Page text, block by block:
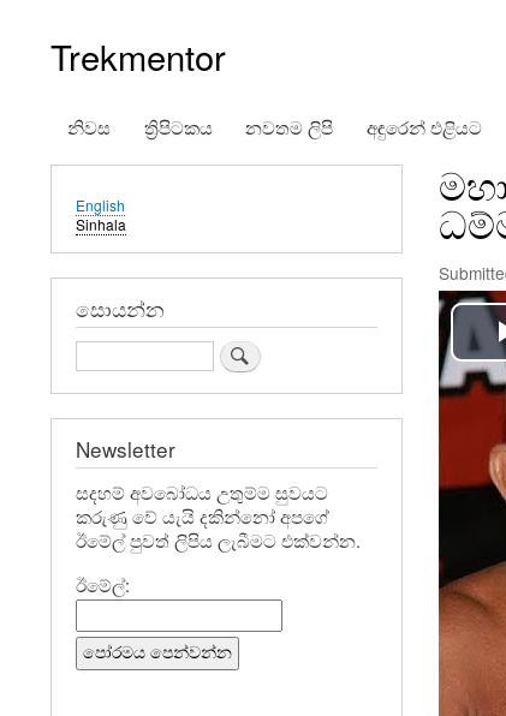
Trekmentor
නිවස ත්‍රිපිටකය නවතම ලිපි අඳුරෙන් එළියට
English
Sinhala
සොයන්න
Search
Newsletter
සදහම් අවබෝධය උතුම්ම සුවයට
කරුණු වේ යැයි දකින්නෝ අපගේ
ඊමේල් පුවත් ලිපිය ලැබීමට එක්වන්න.
ඊමේල්: